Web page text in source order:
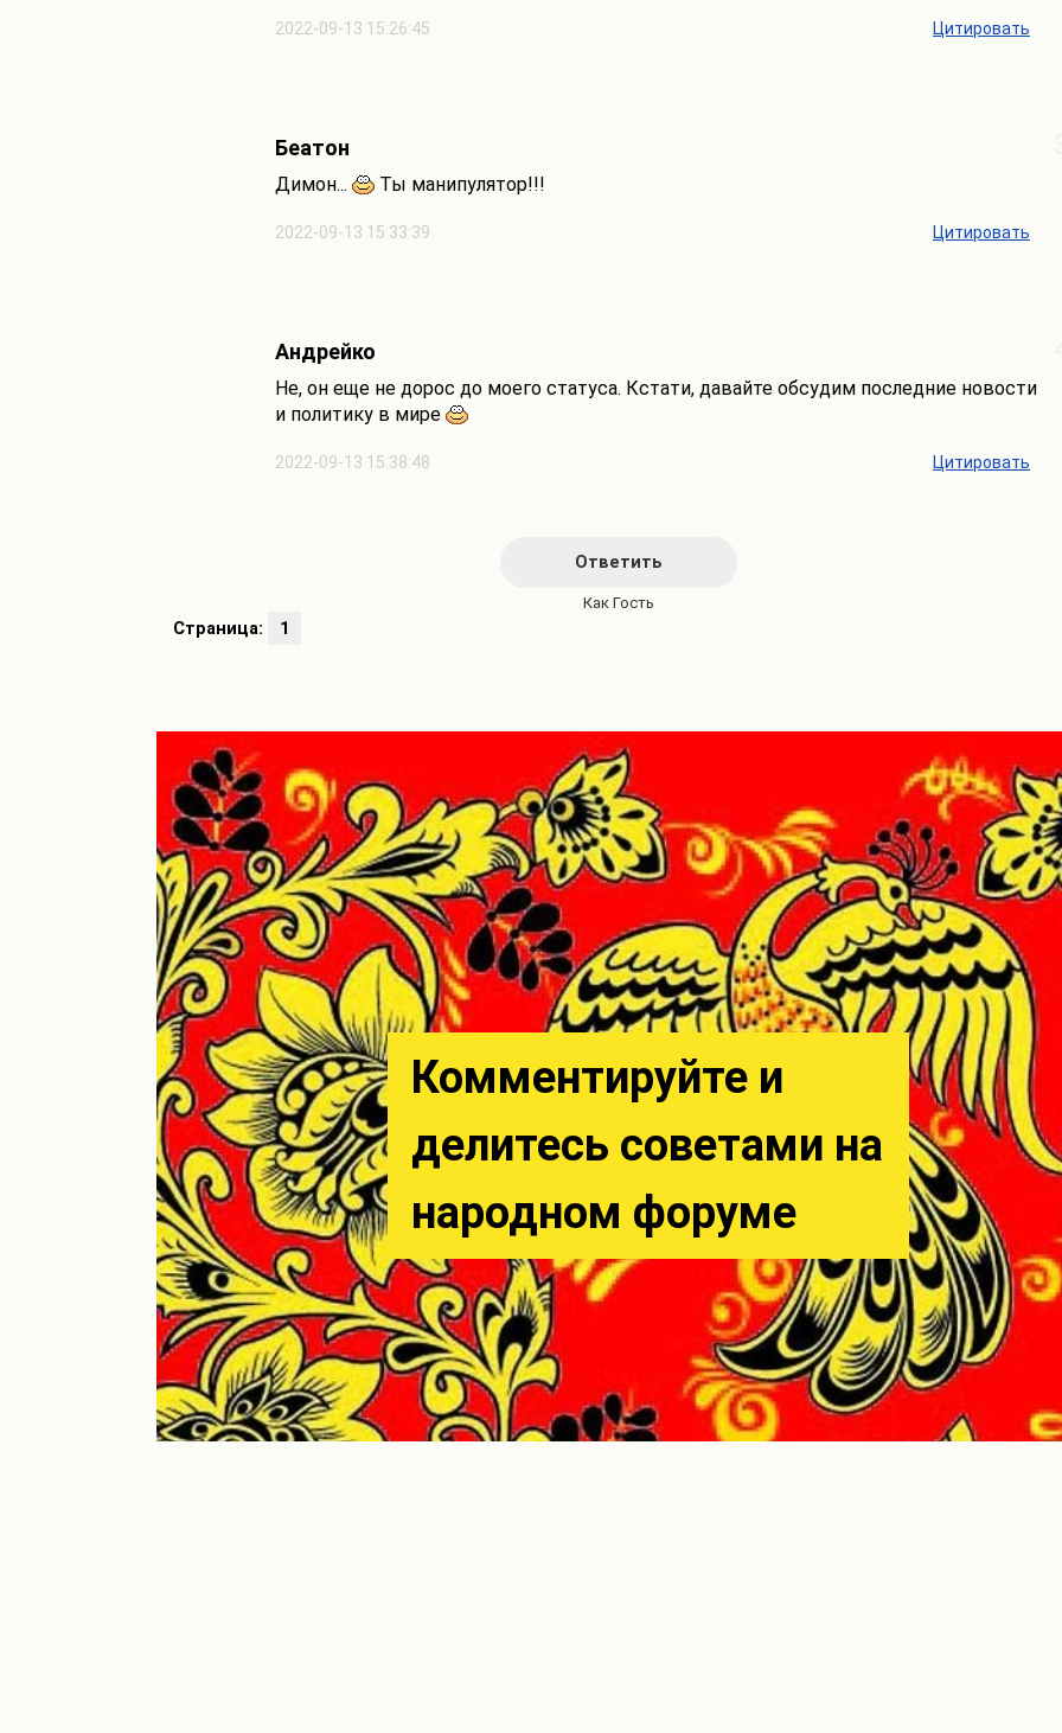
2022-09-13 15:26:45 Цитировать
2022-09-13 15:33:39
Беатон
Димон... Ты манипулятор!!!
Цитировать
2022-09-13 15:38:48
Андрейко
Не, он еще не дорос до моего статуса. Кстати, давайте обсудим последние новости
и политику в мире
Цитировать
Ответить
Страница: 1